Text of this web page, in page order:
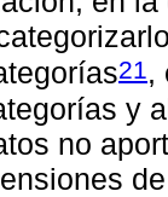
21 ,
y
no